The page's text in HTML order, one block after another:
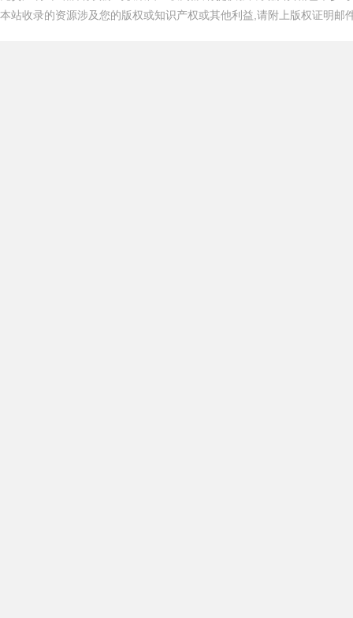
本站收录的资源涉及您的版权或知识产权或其他利益,请附上版权证明